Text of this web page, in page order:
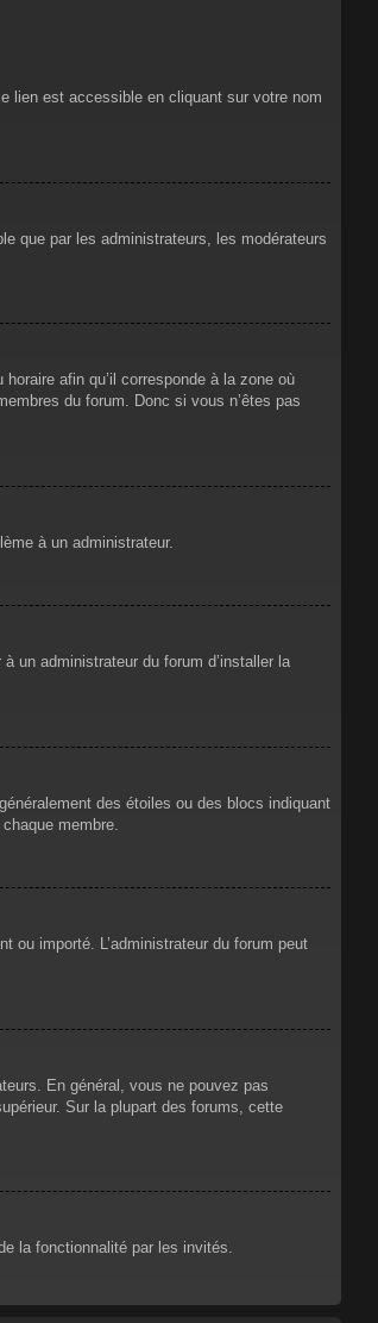
lien est accessible en cliquant sur votre nom
que par les administrateurs, les modérateurs
afin qu’il corresponde à la zone où
du forum. Donc si vous n’êtes pas
à un administrateur.
un administrateur du forum d’installer la
des étoiles ou des blocs indiquant
membre.
ou importé. L’administrateur du forum peut
En général, vous ne pouvez pas
Sur la plupart des forums, cette
la fonctionnalité par les invités.